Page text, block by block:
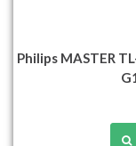
Philips MASTER